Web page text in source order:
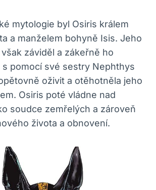
mytologie byl Osiris králem
a manželem bohyně Isis. Jeho
záviděl a zákeřně ho
s pomocí své sestry Nephthys
oživit a otěhotněla jeho
Osiris poté vládne nad
soudce zemřelých a zároveň
života a obnovení.